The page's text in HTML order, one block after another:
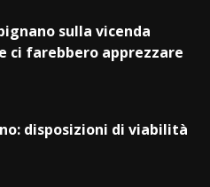
sulla vicenda
ci farebbero apprezzare
disposizioni di viabilità